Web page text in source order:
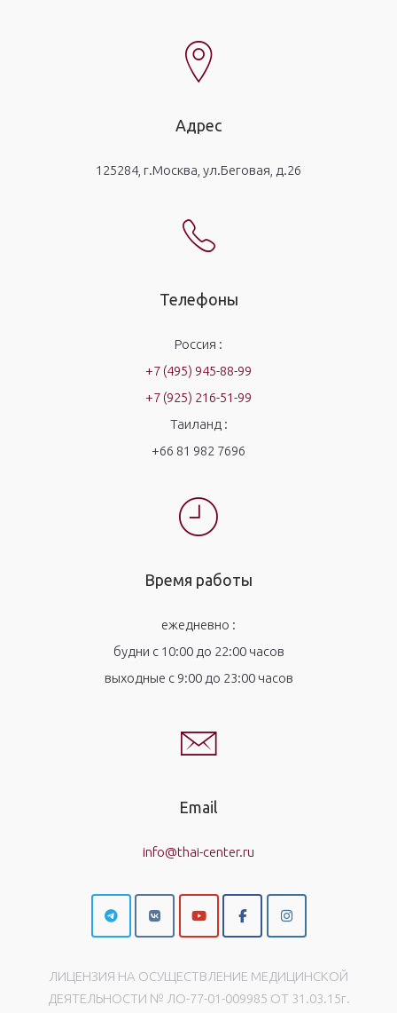
Адрес
125284, г.Москва, ул.Беговая, д.26
Телефоны
Россия :
+7 (495) 945-88-99
+7 (925) 216-51-99
Таиланд :
+66 81 982 7696
Время работы
ежедневно :
будни с 10:00 до 22:00 часов
выходные с 9:00 до 23:00 часов
Email
info@thai-center.ru
ЛИЦЕНЗИЯ НА ОСУЩЕСТВЛЕНИЕ МЕДИЦИНСКОЙ
ДЕЯТЕЛЬНОСТИ № ЛО-77-01-009985 ОТ 31.03.15г.